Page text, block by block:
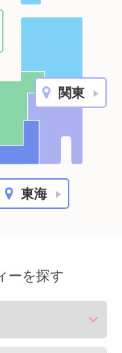
配信中！
をご紹介
関東
東海
ーを探す